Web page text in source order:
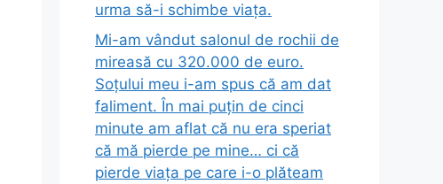
urma să-i schimbe viața.
Mi-am vândut salonul de rochii de
mireasă cu 320.000 de euro.
Soțului meu i-am spus că am dat
faliment. În mai puțin de cinci
minute am aflat că nu era speriat
că mă pierde pe mine… ci că
pierde viața pe care i-o plăteam